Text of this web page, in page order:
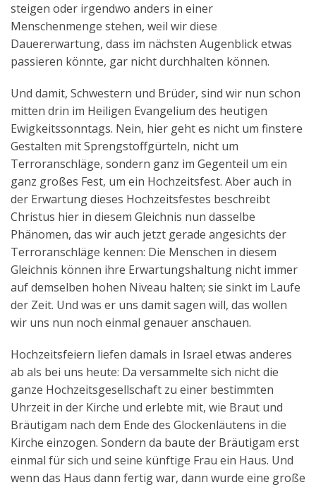
steigen oder irgendwo anders in einer
Menschenmenge stehen, weil wir diese
Dauererwartung, dass im nächsten Augenblick etwas
passieren könnte, gar nicht durchhalten können.
Und damit, Schwestern und Brüder, sind wir nun schon
mitten drin im Heiligen Evangelium des heutigen
Ewigkeitssonntags. Nein, hier geht es nicht um finstere
Gestalten mit Sprengstoffgürteln, nicht um
Terroranschläge, sondern ganz im Gegenteil um ein
ganz großes Fest, um ein Hochzeitsfest. Aber auch in
der Erwartung dieses Hochzeitsfestes beschreibt
Christus hier in diesem Gleichnis nun dasselbe
Phänomen, das wir auch jetzt gerade angesichts der
Terroranschläge kennen: Die Menschen in diesem
Gleichnis können ihre Erwartungshaltung nicht immer
auf demselben hohen Niveau halten; sie sinkt im Laufe
der Zeit. Und was er uns damit sagen will, das wollen
wir uns nun noch einmal genauer anschauen.
Hochzeitsfeiern liefen damals in Israel etwas anderes
ab als bei uns heute: Da versammelte sich nicht die
ganze Hochzeitsgesellschaft zu einer bestimmten
Uhrzeit in der Kirche und erlebte mit, wie Braut und
Bräutigam nach dem Ende des Glockenläutens in die
Kirche einzogen. Sondern da baute der Bräutigam erst
einmal für sich und seine künftige Frau ein Haus. Und
wenn das Haus dann fertig war, dann wurde eine große